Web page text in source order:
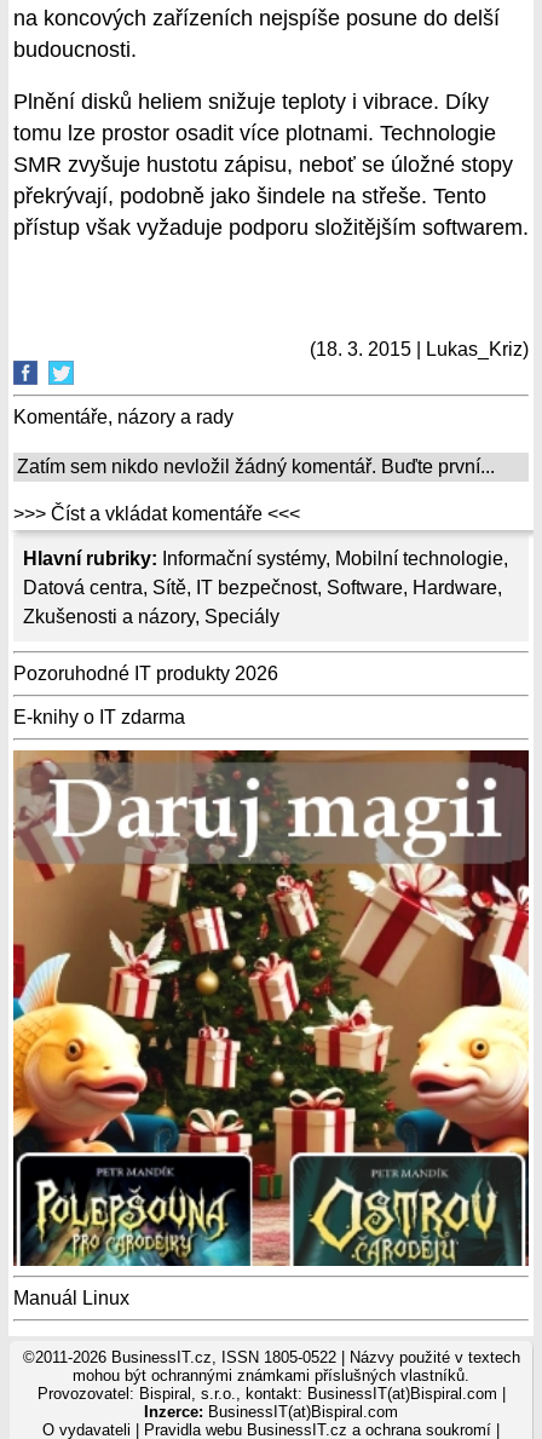
Hlavní rubriky: Informační systémy, Mobilní technologie,
Datová centra, Sítě, IT bezpečnost, Software, Hardware,
Zkušenosti a názory, Speciály
Pozoruhodné IT produkty 2026
E-knihy o IT zdarma
Manuál Linux
na koncových zařízeních nejspíše posune do delší
budoucnosti.
Plnění disků heliem snižuje teploty i vibrace. Díky
tomu lze prostor osadit více plotnami. Technologie
SMR zvyšuje hustotu zápisu, neboť se úložné stopy
překrývají, podobně jako šindele na střeše. Tento
přístup však vyžaduje podporu složitějším softwarem.
(18. 3. 2015 | Lukas_Kriz)
Komentáře, názory a rady
Zatím sem nikdo nevložil žádný komentář. Buďte první...
>>> Číst a vkládat komentáře <<<
©2011-2026 BusinessIT.cz, ISSN 1805-0522 | Názvy použité v textech
mohou být ochrannými známkami příslušných vlastníků.
Provozovatel: Bispiral, s.r.o., kontakt: BusinessIT(at)Bispiral.com |
Inzerce: BusinessIT(at)Bispiral.com
O vydavateli
Pravidla webu BusinessIT.cz a ochrana soukromí